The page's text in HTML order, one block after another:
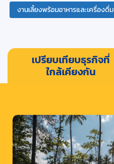
งานเลี้ยงพร้อมอาหารและเครื่องดื่ม
เปรียบเทียบธุรกิจที่
ใกล้เคียงกัน